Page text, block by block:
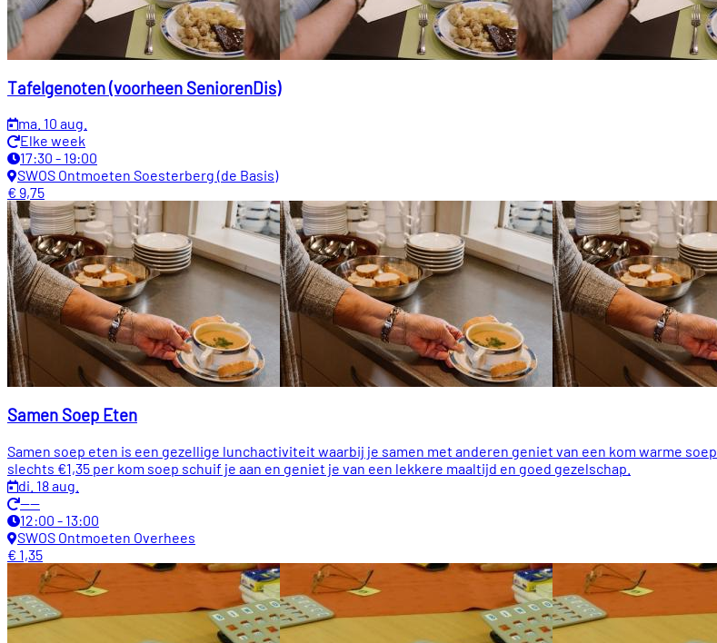
Tafelgenoten (voorheen SeniorenDis)
ma. 10 aug.
Elke week
17:30 - 19:00
SWOS Ontmoeten Soesterberg (de Basis)
€ 9,75
Samen Soep Eten
Samen soep eten is een gezellige lunchactiviteit waarbij je samen met anderen geniet van een kom warme
slechts €1,35 per kom soep schuif je aan en geniet je van een lekkere maaltijd en goed gezelschap.
di. 18 aug.
----
12:00 - 13:00
SWOS Ontmoeten Overhees
€ 1,35